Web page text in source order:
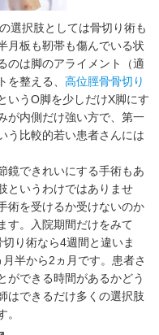
選択肢としては骨切り術も
月板も靭帯も傷んでいる状
のは脚のアライメント（適
整える、 高位脛骨骨切り
いうO脚を少しだけX脚にす
が内側だけ強い方で、第一
う比較的若い患者さんには
鏡できれいにする手術もあ
というわけではありませ
術を受けるか受けないのか
す。入院期間だけをみて
り術なら4週間と違いま
半から2ヵ月です。患者さ
ができる時間があるかどう
はできるだけ多くの選択肢